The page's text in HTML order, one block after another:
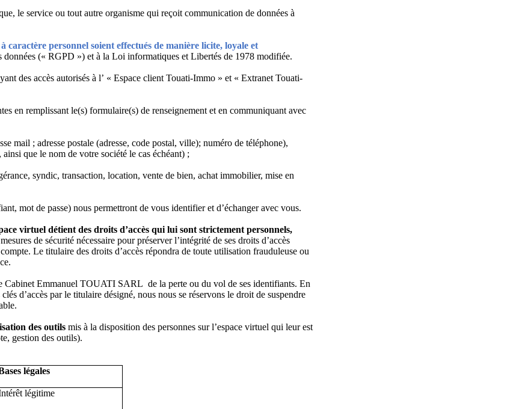
le service ou tout autre organisme qui reçoit communication de données à
caractère personnel soient effectués de manière licite, loyale et
(« RGPD ») et à la Loi informatiques et Libertés de 1978 modifiée.
des accès autorisés à l’ « Espace client Touati-Immo » et « Extranet Touati-
en remplissant le(s) formulaire(s) de renseignement et en communiquant avec
mail ; adresse postale (adresse, code postal, ville); numéro de téléphone),
que le nom de votre société le cas échéant) ;
syndic, transaction, location, vente de bien, achat immobilier, mise en
mot de passe) nous permettront de vous identifier et d’échanger avec vous.
virtuel détient des droits d’accès qui lui sont strictement personnels,
de sécurité nécessaire pour préserver l’intégrité de ses droits d’accès
Le titulaire des droits d’accès répondra de toute utilisation frauduleuse ou
Cabinet Emmanuel TOUATI SARL de la perte ou du vol de ses identifiants. En
d’accès par le titulaire désigné, nous nous se réservons le droit de suspendre
des outils mis à la disposition des personnes sur l’espace virtuel qui leur est
gestion des outils).
légales
légitime